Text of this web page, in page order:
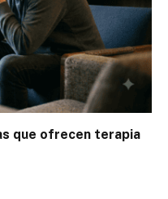
que ofrecen terapia